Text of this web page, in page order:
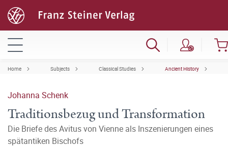
Home Subjects Classical Studies Ancient History
Johanna Schenk
Traditionsbezug und Transformation
Die Briefe des Avitus von Vienne als Inszenierungen eines
spätantiken Bischofs